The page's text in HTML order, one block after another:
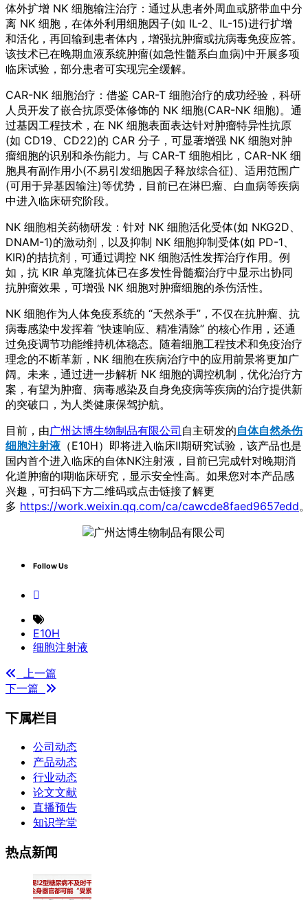
体外扩增 NK 细胞输注治疗：通过从患者外周血或脐带血中分
离 NK 细胞，在体外利用细胞因子(如 IL-2、IL-15)进行扩增
和活化，再回输到患者体内，增强抗肿瘤或抗病毒免疫应答。
该技术已在晚期血液系统肿瘤(如急性髓系白血病)中开展多项
临床试验，部分患者可实现完全缓解。
CAR-NK 细胞治疗：借鉴 CAR-T 细胞治疗的成功经验，科研
人员开发了嵌合抗原受体修饰的 NK 细胞(CAR-NK 细胞)。通
过基因工程技术，在 NK 细胞表面表达针对肿瘤特异性抗原
(如 CD19、CD22)的 CAR 分子，可显著增强 NK 细胞对肿
瘤细胞的识别和杀伤能力。与 CAR-T 细胞相比，CAR-NK 细
胞具有副作用小(不易引发细胞因子释放综合征)、适用范围广
(可用于异基因输注)等优势，目前已在淋巴瘤、白血病等疾病
中进入临床研究阶段。
NK 细胞相关药物研发：针对 NK 细胞活化受体(如 NKG2D、
DNAM-1)的激动剂，以及抑制 NK 细胞抑制受体(如 PD-1、
KIR)的拮抗剂，可通过调控 NK 细胞活性发挥治疗作用。例
如，抗 KIR 单克隆抗体已在多发性骨髓瘤治疗中显示出协同
抗肿瘤效果，可增强 NK 细胞对肿瘤细胞的杀伤活性。
NK 细胞作为人体免疫系统的 “天然杀手”，不仅在抗肿瘤、抗
病毒感染中发挥着 “快速响应、精准清除” 的核心作用，还通
过免疫调节功能维持机体稳态。随着细胞工程技术和免疫治疗
理念的不断革新，NK 细胞在疾病治疗中的应用前景将更加广
阔。未来，通过进一步解析 NK 细胞的调控机制，优化治疗方
案，有望为肿瘤、病毒感染及自身免疫病等疾病的治疗提供新
的突破口，为人类健康保驾护航。
目前，由广州达博生物制品有限公司 自主研发的自体自然杀伤
细胞注射液 （E10H）即将进入临床Ⅱ期研究试验，该产品也是
国内首个进入临床的自体NK注射液，目前已完成针对晚期消
化道肿瘤的I期临床研究，显示安全性高。如果您对本产品感
兴趣，可扫码下方二维码或点击链接了解更
多 https://work.weixin.qq.com/ca/cawcde8faed9657edd
Follow Us
E10H
细胞注射液
上一篇
下一篇
下属栏目
公司动态
产品动态
行业动态
论文文献
直播预告
知识学堂
热点新闻